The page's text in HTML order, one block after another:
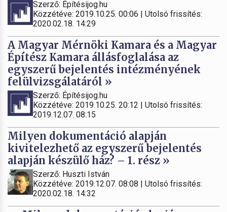
Szerző: Építésijog.hu
Közzétéve: 2019.10.25. 00:06 | Utolsó frissítés:
2020.02.18. 14:29
A Magyar Mérnöki Kamara és a Magyar
Építész Kamara állásfoglalása az
egyszerű bejelentés intézményének
felülvizsgálatáról »
Szerző: Építésijog.hu
Közzétéve: 2019.10.25. 20:12 | Utolsó frissítés:
2019.12.07. 08:15
Milyen dokumentáció alapján
kivitelezhető az egyszerű bejelentés
alapján készülő ház? – 1. rész »
Szerző: Huszti István
Közzétéve: 2019.12.07. 08:08 | Utolsó frissítés:
2020.02.18. 14:32